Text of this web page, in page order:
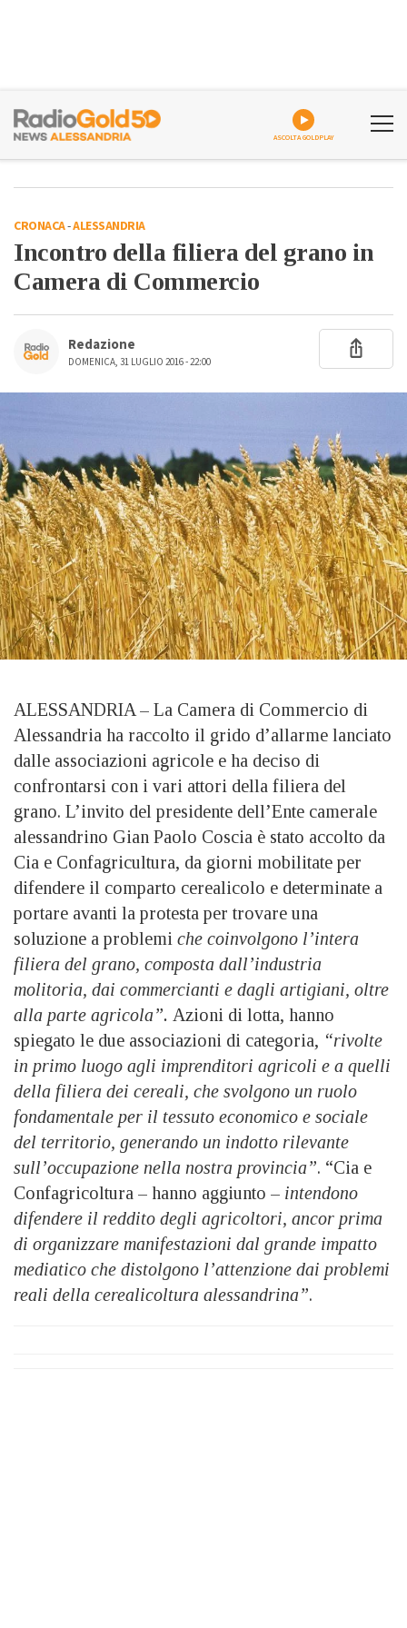
ASCOLTA GOLDPLAY
CRONACA-ALESSANDRIA
Incontro della filiera del grano in
Camera di Commercio
Redazione
DOMENICA, 31 LUGLIO 2016 - 22:00
ALESSANDRIA – La Camera di Commercio di
Alessandria ha raccolto il grido d’allarme lanciato
dalle associazioni agricole e ha deciso di
confrontarsi con i vari attori della filiera del
grano. L’invito del presidente dell’Ente camerale
alessandrino Gian Paolo Coscia è stato accolto da
Cia e Confagricultura, da giorni mobilitate per
difendere il comparto cerealicolo e determinate a
portare avanti la protesta per trovare una
soluzione a problemi che coinvolgono l’intera
filiera del grano, composta dall’industria
molitoria, dai commercianti e dagli artigiani, oltre
alla parte agricola”. Azioni di lotta, hanno
spiegato le due associazioni di categoria, “rivolte
in primo luogo agli imprenditori agricoli e a quelli
della filiera dei cereali, che svolgono un ruolo
fondamentale per il tessuto economico e sociale
del territorio, generando un indotto rilevante
sull’occupazione nella nostra provincia”. “Cia e
Confagricoltura – hanno aggiunto – intendono
difendere il reddito degli agricoltori, ancor prima
di organizzare manifestazioni dal grande impatto
mediatico che distolgono l’attenzione dai problemi
reali della cerealicoltura alessandrina”.